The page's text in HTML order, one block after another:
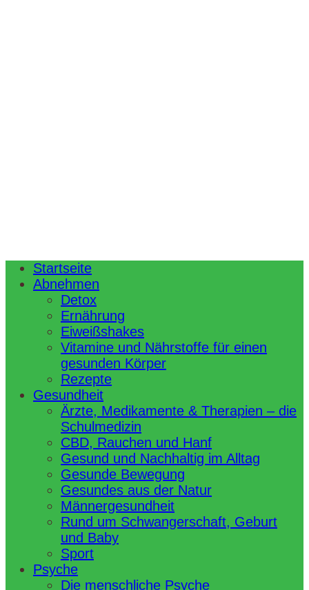
Startseite
Abnehmen
Detox
Ernährung
Eiweißshakes
Vitamine und Nährstoffe für einen
gesunden Körper
Rezepte
Gesundheit
Ärzte, Medikamente & Therapien – die
Schulmedizin
CBD, Rauchen und Hanf
Gesund und Nachhaltig im Alltag
Gesunde Bewegung
Gesundes aus der Natur
Männergesundheit
Rund um Schwangerschaft, Geburt
und Baby
Sport
Psyche
Die menschliche Psyche